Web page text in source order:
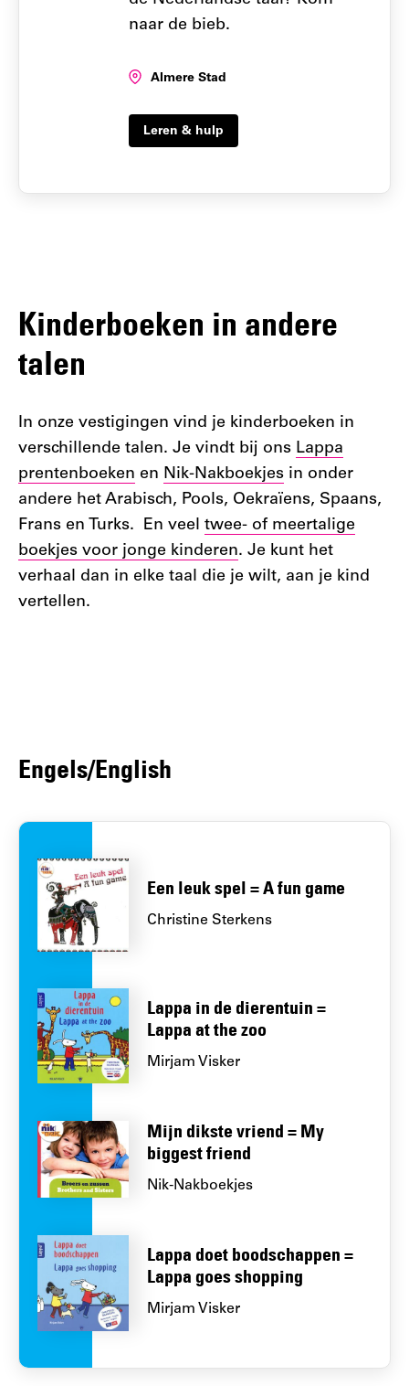
naar de bieb.
Locatie:
Almere Stad
Leren & hulp
Kinderboeken in andere
talen
In onze vestigingen vind je kinderboeken in
verschillende talen. Je vindt bij ons Lappa
prentenboeken en Nik-Nakboekjes in onder
andere het Arabisch, Pools, Oekraïens, Spaans,
Frans en Turks. En veel twee- of meertalige
boekjes voor jonge kinderen. Je kunt het
verhaal dan in elke taal die je wilt, aan je kind
vertellen.
Engels/English
Een leuk spel = A fun game
Christine Sterkens
Lappa in de dierentuin =
Lappa at the zoo
Mirjam Visker
Mijn dikste vriend = My
biggest friend
Nik-Nakboekjes
Lappa doet boodschappen =
Lappa goes shopping
Mirjam Visker